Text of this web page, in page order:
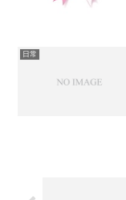
日常